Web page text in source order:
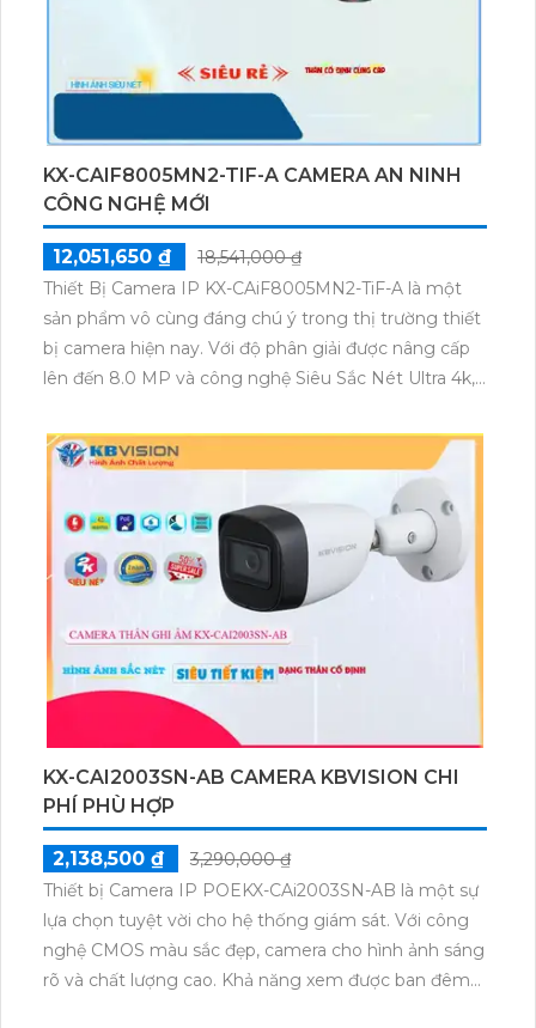
KX-CAIF8005MN2-TIF-A CAMERA AN NINH
CÔNG NGHỆ MỚI
12,051,650 ₫
18,541,000 ₫
Thiết Bị Camera IP KX-CAiF8005MN2-TiF-A là một
sản phẩm vô cùng đáng chú ý trong thị trường thiết
bị camera hiện nay. Với độ phân giải được nâng cấp
lên đến 8.0 MP và công nghệ Siêu Sắc Nét Ultra 4k,
chất lượng hình ảnh. Đặc biệt, thiết bị này còn đáp
ứng nhu cầu về hình ảnh chất lượng cao với khả
năng xử lý hình ảnh thiếu sáng. Một điểm đặc biệt nổi
bật của thiết bị là việc có màu ban đêm, mang đến
cho bạn chất lượng hình ảnh tốt mọi lúc. Hơn nữa,
với công nghệ CMOS màu sắc đẹp, tạo ra những bức
ảnh sáng đẹp và chân thực. Sản phẩm cũng sử dụng
công nghệ IP, giúp dễ dàng nâng cấp hệ thống
camera một cách thuận tiện. Chọn sản phẩm này,
bạn sẽ có một hệ thống camera đáng tin cậy và đa
KX-CAI2003SN-AB CAMERA KBVISION CHI
PHÍ PHÙ HỢP
2,138,500 ₫
3,290,000 ₫
Thiết bị Camera IP POEKX-CAi2003SN-AB là một sự
lựa chọn tuyệt vời cho hệ thống giám sát. Với công
nghệ CMOS màu sắc đẹp, camera cho hình ảnh sáng
rõ và chất lượng cao. Khả năng xem được ban đêm